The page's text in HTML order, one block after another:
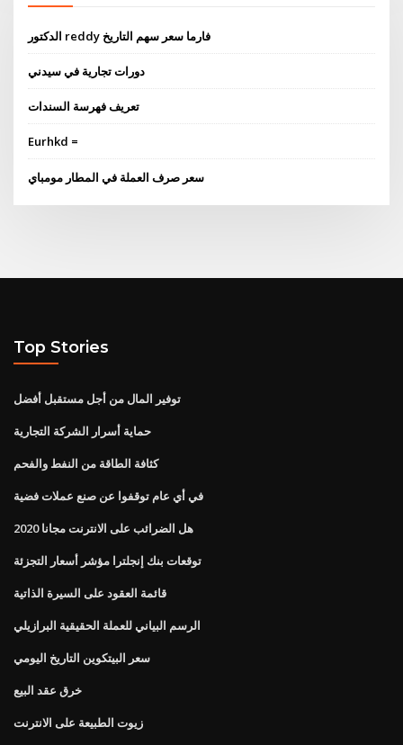
الدكتور reddy فارما سعر سهم التاريخ
دورات تجارية في سيدني
تعريف فهرسة السندات
Eurhkd =
سعر صرف العملة في المطار مومباي
Top Stories
توفير المال من أجل مستقبل أفضل
حماية أسرار الشركة التجارية
كثافة الطاقة من النفط والفحم
في أي عام توقفوا عن صنع عملات فضية
هل الضرائب على الانترنت مجانا 2020
توقعات بنك إنجلترا مؤشر أسعار التجزئة
قائمة العقود على السيرة الذاتية
الرسم البياني للعملة الحقيقية البرازيلي
سعر البيتكوين التاريخ اليومي
خرق عقد البيع
زيوت الطبيعة على الانترنت